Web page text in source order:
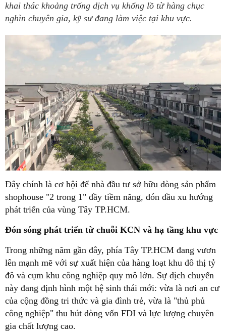
khai thác khoảng trống dịch vụ khổng lồ từ hàng chục
nghìn chuyên gia, kỹ sư đang làm việc tại khu vực.
Đây chính là cơ hội để nhà đầu tư sở hữu dòng sản phẩm
shophouse "2 trong 1" đầy tiềm năng, đón đầu xu hướng
phát triển của vùng Tây TP.HCM.
Đón sóng phát triển từ chuỗi KCN và hạ tầng khu vực
Trong những năm gần đây, phía Tây TP.HCM đang vươn
lên mạnh mẽ với sự xuất hiện của hàng loạt khu đô thị tỷ
đô và cụm khu công nghiệp quy mô lớn. Sự dịch chuyển
này đang định hình một hệ sinh thái mới: vừa là nơi an cư
của cộng đồng tri thức và gia đình trẻ, vừa là "thủ phủ
công nghiệp" thu hút dòng vốn FDI và lực lượng chuyên
gia chất lượng cao.